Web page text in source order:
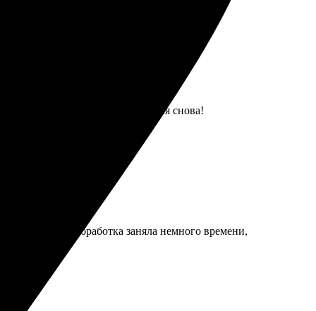
точно в срок, буду обращаться снова!
фотографии. Обработка заняла немного времени,
и быстроту!